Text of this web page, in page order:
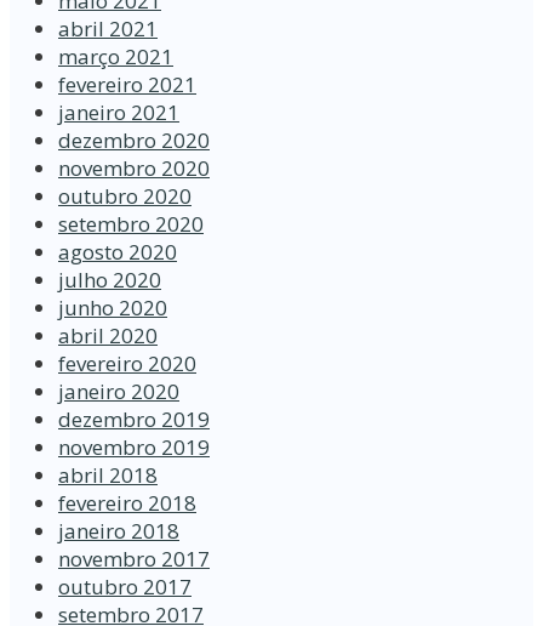
abril 2021
março 2021
fevereiro 2021
janeiro 2021
dezembro 2020
novembro 2020
outubro 2020
setembro 2020
agosto 2020
julho 2020
junho 2020
abril 2020
fevereiro 2020
janeiro 2020
dezembro 2019
novembro 2019
abril 2018
fevereiro 2018
janeiro 2018
novembro 2017
outubro 2017
setembro 2017